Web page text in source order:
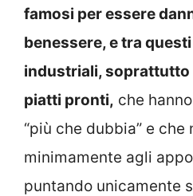
famosi per essere
benessere, e tra
industriali, soprattutto
piatti pronti, che
“più che dubbia” e che
minimamente agli
puntando unicamente